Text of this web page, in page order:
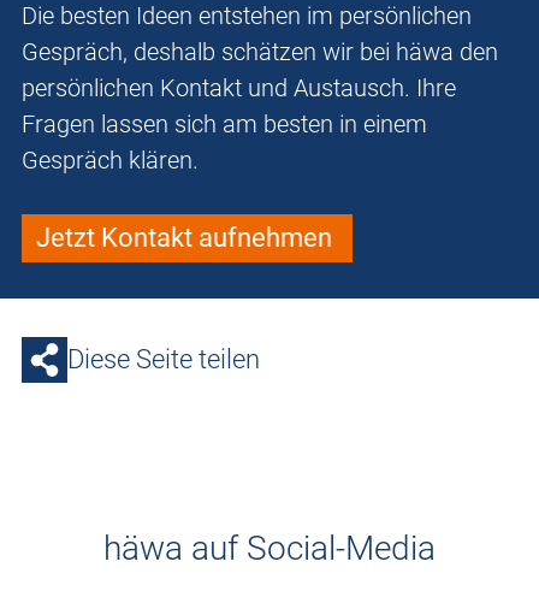
Die besten Ideen entstehen im persönlichen
Gespräch, deshalb schätzen wir bei häwa den
persönlichen Kontakt und Austausch. Ihre
Fragen lassen sich am besten in einem
Gespräch klären.
Jetzt Kontakt aufnehmen
Diese Seite teilen
häwa auf Social-Media